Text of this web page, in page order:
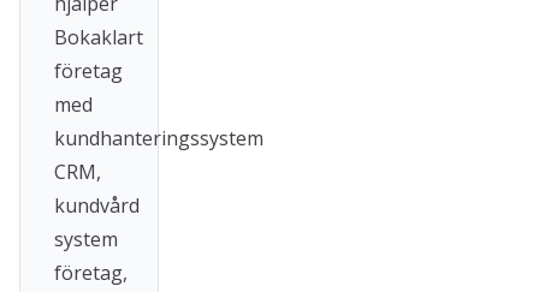
Bokaklart
företag
med
kundhanteringssystem
CRM,
kundvård
system
företag,